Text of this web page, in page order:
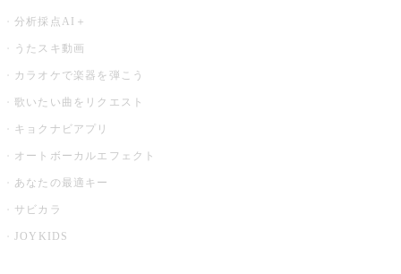
分析採点AI＋
うたスキ動画
カラオケで楽器を弾こう
歌いたい曲をリクエスト
キョクナビアプリ
オートボーカルエフェクト
あなたの最適キー
サビカラ
JOYKIDS